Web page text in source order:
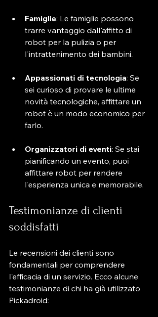
Famiglie: Le famiglie possono
trarre vantaggio dall'affitto di
robot per la pulizia o per
l'intrattenimento dei bambini.
Appassionati di tecnologia: Se
sei curioso di provare le ultime
novità tecnologiche, affittare un
robot è un modo economico per
farlo.
Organizzatori di eventi: Se stai
pianificando un evento, puoi
affittare robot per rendere
l'esperienza unica e memorabile.
Testimonianze di clienti
soddisfatti
Le recensioni dei clienti sono
fondamentali per comprendere
l'efficacia di un servizio. Ecco alcune
testimonianze di chi ha già utilizzato
Pickadroid: